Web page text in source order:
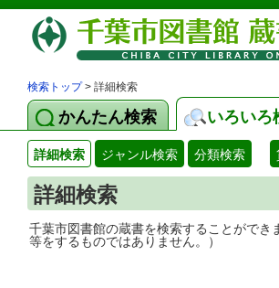
検索トップ> 詳細検索
かんたん検索 いろいろ
詳細検索 ジャンル検索 分類検索
詳細検索
千葉市図書館の蔵書を検索
等をするものではありません。）